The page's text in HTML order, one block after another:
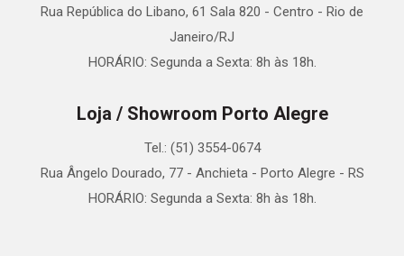
Rua República do Libano, 61 Sala 820 - Centro - Rio de
Janeiro/RJ
HORÁRIO: Segunda a Sexta: 8h às 18h.
Loja / Showroom Porto Alegre
Tel.: (51) 3554-0674
Rua Ângelo Dourado, 77 - Anchieta - Porto Alegre - RS
HORÁRIO: Segunda a Sexta: 8h às 18h.